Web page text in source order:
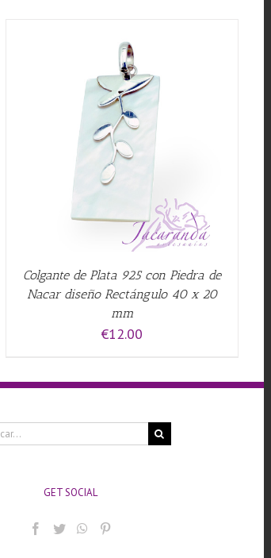
Colgante de Plata 925 con Piedra de
Nacar diseño Rectángulo 40 x 20
mm
€12.00
GET SOCIAL